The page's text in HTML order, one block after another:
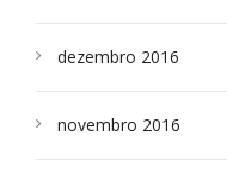
dezembro 2016
novembro 2016